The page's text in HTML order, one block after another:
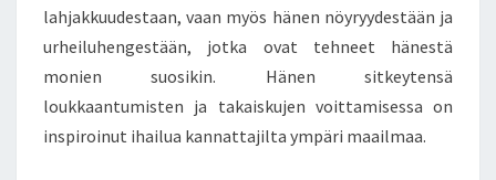
lahjakkuudestaan, vaan myös hänen nöyryydestään ja
urheiluhengestään, jotka ovat tehneet hänestä
monien suosikin. Hänen sitkeytensä
loukkaantumisten ja takaiskujen voittamisessa on
inspiroinut ihailua kannattajilta ympäri maailmaa.